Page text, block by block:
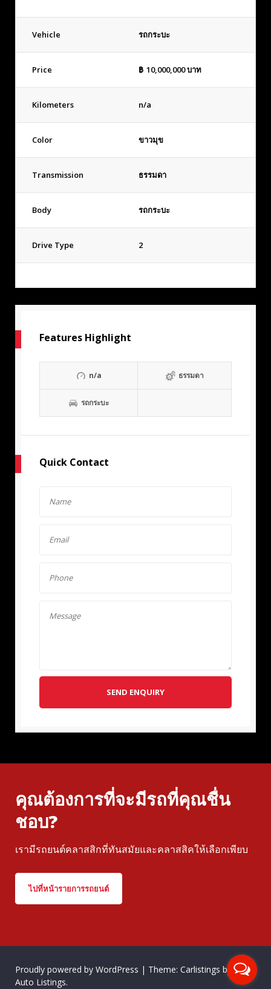
Vehicle รถกระบะ
Price ฿ 10,000,000บาท
Kilometers n/a
Color ขาวมุข
Transmission ธรรมดา
Body รถกระบะ
Drive Type 2
Features Highlight
n/a ธรรมดา
รถกระบะ
Quick Contact
SEND ENQUIRY
คุณต้องการที่จะมีรถที่คุณชื่น
ชอบ?
เรามีรถยนต์คลาสสิกที่ทันสมัยและคลาสสิคให้เลือกเพียบ
ไปที่หน้ารายการรถยนต์
Proudly powered by WordPress | Theme: Carlistings byWP
Auto Listings.